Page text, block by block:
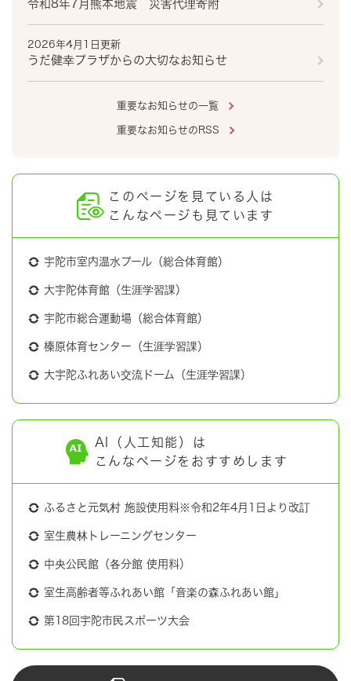
令和8年7月熊本地震 災害代理寄附
2026年4月1日更新
うだ健幸プラザからの大切なお知らせ
重要なお知らせの一覧
重要なお知らせのRSS
このページを見ている人は
こんなページも見ています
宇陀市室内温水プール（総合体育館）
大宇陀体育館（生涯学習課）
宇陀市総合運動場（総合体育館）
榛原体育センター（生涯学習課）
大宇陀ふれあい交流ドーム（生涯学習課）
AI（人工知能）は
こんなページをおすすめします
ふるさと元気村 施設使用料※令和2年4月1日より改訂
室生農林トレーニングセンター
中央公民館（各分館 使用料）
室生高齢者等ふれあい館「音楽の森ふれあい館」
第18回宇陀市民スポーツ大会